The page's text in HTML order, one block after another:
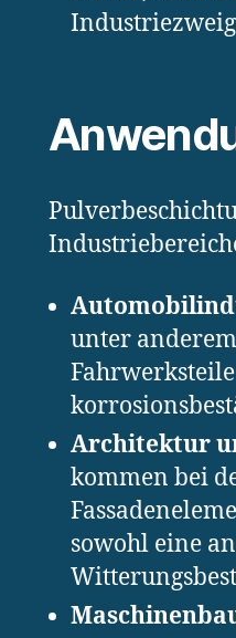
unter
Architektur
kommen bei
sowohl eine